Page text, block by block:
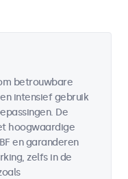
betrouwbare
intensief gebruik
De
hoogwaardige
en garanderen
zelfs in de